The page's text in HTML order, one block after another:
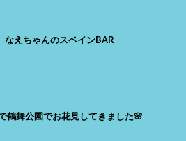
なえちゃんのスペインBAR
鶴舞公園でお花見してきました🌸